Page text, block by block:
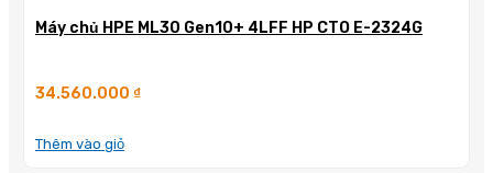
Máy chủ HPE ML30 Gen10+ 4LFF HP CTO E-2324G
34.560.000 ₫
Thêm vào giỏ